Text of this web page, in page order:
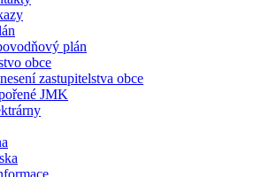
plán
obce
zastupitelstva obce
JMK